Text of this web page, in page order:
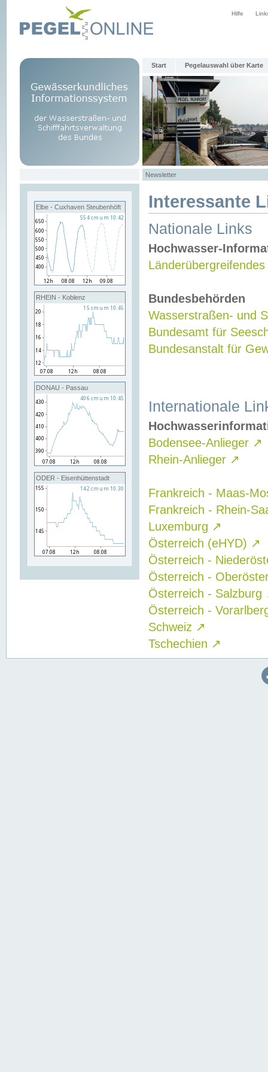
Hilfe
Start Pegelauswahl über Karte
Newsletter
Elbe - Cuxhaven Steubenhöft
RHEIN - Koblenz
DONAU - Passau
ODER - Eisenhüttenstadt
Interessante
Nationale Links
Hochwasser-
Bundesbehörden
Wasserstraßen- und
Bundesamt für
Bundesanstalt für
Internationale
Bodensee-Anlieger ↗
Rhein-Anlieger ↗
Frankreich - Maas-
Frankreich - Rhein-
Luxemburg ↗
Österreich (eHYD) ↗
Österreich -
Österreich -
Österreich - Salzburg
Österreich -
Schweiz ↗
Tschechien ↗